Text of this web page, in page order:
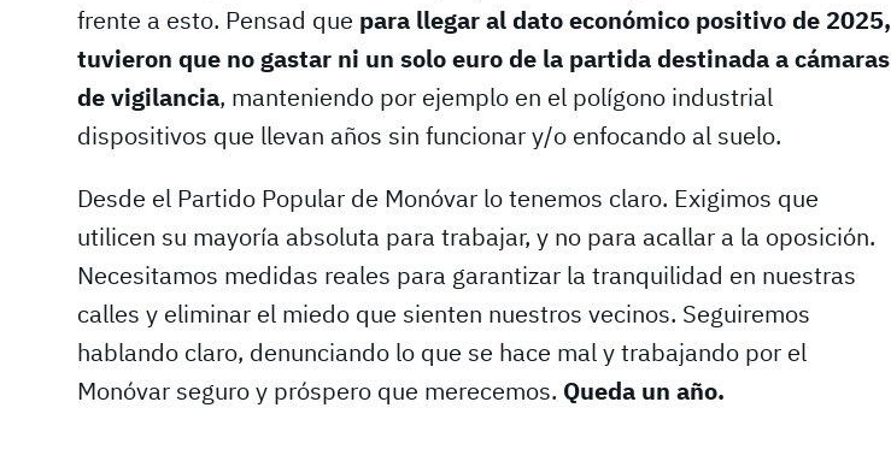
frente a esto. Pensad que para llegar al dato económico positivo de 2025,
tuvieron que no gastar ni un solo euro de la partida destinada a cámaras
de vigilancia, manteniendo por ejemplo en el polígono industrial
dispositivos que llevan años sin funcionar y/o enfocando al suelo.
Desde el Partido Popular de Monóvar lo tenemos claro. Exigimos que
utilicen su mayoría absoluta para trabajar, y no para acallar a la oposición.
Necesitamos medidas reales para garantizar la tranquilidad en nuestras
calles y eliminar el miedo que sienten nuestros vecinos. Seguiremos
hablando claro, denunciando lo que se hace mal y trabajando por el
Monóvar seguro y próspero que merecemos. Queda un año.